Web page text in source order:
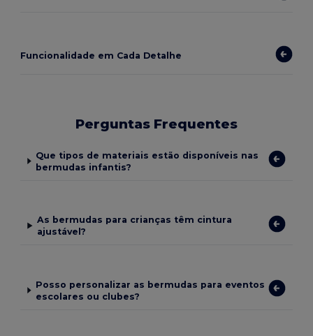
Funcionalidade em Cada Detalhe
Perguntas Frequentes
Que tipos de materiais estão disponíveis nas
bermudas infantis?
As bermudas para crianças têm cintura
ajustável?
Posso personalizar as bermudas para eventos
escolares ou clubes?